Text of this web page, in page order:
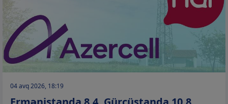
04 avq 2026, 18:19